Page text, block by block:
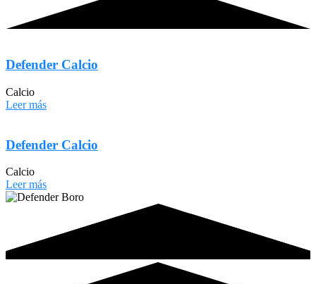
Defender Calcio
Calcio
Leer más
Defender Calcio
Calcio
Leer más